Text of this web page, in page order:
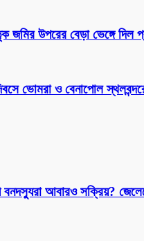
উপরের বেড়া ভেঙ্গে দিল
ভোমরা ও বেনাপোল
বনদস্যুরা আবারও সক্রিয়?